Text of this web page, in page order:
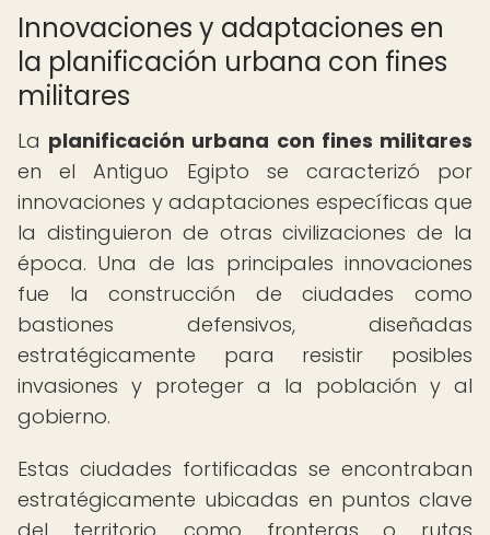
Innovaciones y adaptaciones en
la planificación urbana con fines
militares
La planificación urbana con fines militares
en el Antiguo Egipto se caracterizó por
innovaciones y adaptaciones específicas que
la distinguieron de otras civilizaciones de la
época. Una de las principales innovaciones
fue la construcción de ciudades como
bastiones defensivos, diseñadas
estratégicamente para resistir posibles
invasiones y proteger a la población y al
gobierno.
Estas ciudades fortificadas se encontraban
estratégicamente ubicadas en puntos clave